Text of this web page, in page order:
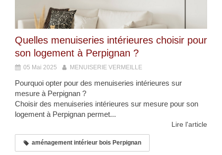
Quelles menuiseries intérieures choisir pour
son logement à Perpignan ?
05 Mai 2025 MENUISERIE VERMEILLE
Pourquoi opter pour des menuiseries intérieures sur
mesure à Perpignan ?
Choisir des menuiseries intérieures sur mesure pour son
logement à Perpignan permet...
Lire l'article
aménagement intérieur bois Perpignan